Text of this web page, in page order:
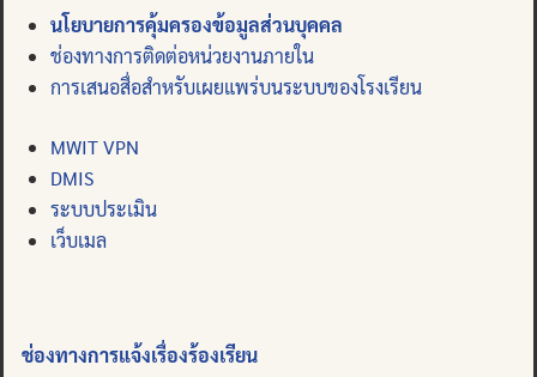
นโยบายการคุ้มครองข้อมูลส่วนบุคคล
ช่องทางการติดต่อหน่วยงานภายใน
การเสนอสื่อสำหรับเผยแพร่บนระบบของโรงเรียน
MWIT VPN
DMIS
ระบบประเมิน
เว็บเมล
ช่องทางการแจ้งเรื่องร้องเรียน